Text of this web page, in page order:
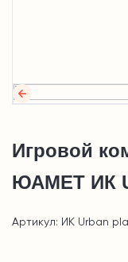
Игровой
ЮАМЕТ ИК
Артикул: ИК Urban